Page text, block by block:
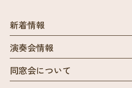
新着情報
演奏会情報
同窓会について